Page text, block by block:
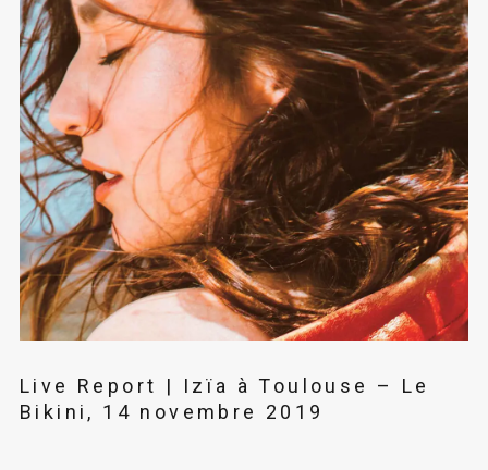
Live Report | Izïa à Toulouse – Le
Bikini, 14 novembre 2019